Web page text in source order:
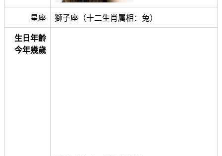
星座 獅子座（十二生肖属相：兔）
生日年齡
今年幾歲